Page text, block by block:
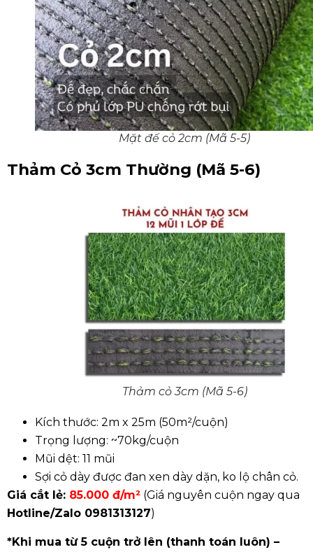
Mặt đế cỏ 2cm (Mã 5-5)
Thảm Cỏ 3cm Thường (Mã 5-6)
Thảm cỏ 3cm (Mã 5-6)
Kích thước: 2m x 25m (50m²/cuộn)
Trọng lượng: ~70kg/cuộn
Mũi dệt: 11 mũi
Sợi cỏ dày được đan xen dày dặn, ko lộ chân cỏ.
Giá cắt lẻ: 85.000 đ/m² (Giá nguyên cuộn ngay qua
Hotline/Zalo 0981313127)
*Khi mua từ 5 cuộn trở lên (thanh toán luôn) –